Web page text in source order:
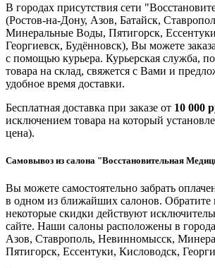
В городах присутствия сети
(Ростов-на-Дону, Азов, Батайск,
Минеральные Воды, Пятигорск,
Георгиевск, Будённовск), Вы можете
с помощью курьера. Курьерская служба,
товара на склад, свяжется с Вами и
удобное время доставки.
Бесплатная доставка при заказе от 10 000
исключением товара на который
цена).
Самовывоз из салона "Восстановительная
Вы можете самостоятельно забрать
в одном из ближайших салонов. Обратите
некоторые скидки действуют
сайте. Наши салоны расположены в
Азов, Ставрополь, Невинномысск,
Пятигорск, Ессентуки, Кисловодск,